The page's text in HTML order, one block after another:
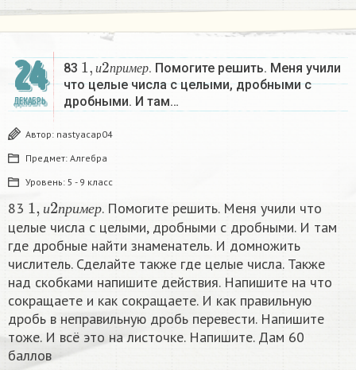
24
ДЕКАБРЬ
83 и пр име р
1,и2п ример
. Помогите решить. Меня учили
что целые числа с целыми, дробными с
дробными. И там…
Автор: nastyacap04
Предмет: Алгебра
Уровень: 5 - 9 класс
83 и пр им ер
1 2
. Помогите решить. Меня учили что
целые числа с целыми, дробными с дробными. И там
где дробные найти знаменатель. И домножить
числитель. Сделайте также где целые числа. Также
над скобками напишите действия. Напишите на что
сокращаете и как сокращаете. И как правильную
дробь в неправильную дробь перевести. Напишите
тоже. И всё это на листочке. Напишите. Дам 60
баллов